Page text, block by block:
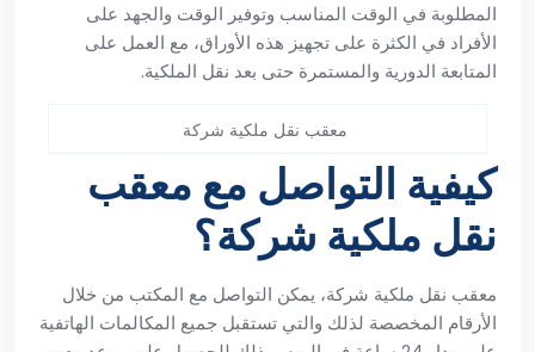
المطلوبة في الوقت المناسب وتوفير الوقت والجهد على
الأفراد في الكثرة على تجهيز هذه الأوراق، مع العمل على
المتابعة الدورية والمستمرة حتى بعد نقل الملكية.